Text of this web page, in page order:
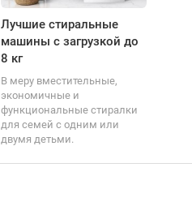
Лучшие стиральные
машины с загрузкой до
8 кг
В меру вместительные,
экономичные и
функциональные стиралки
для семей с одним или
двумя детьми.